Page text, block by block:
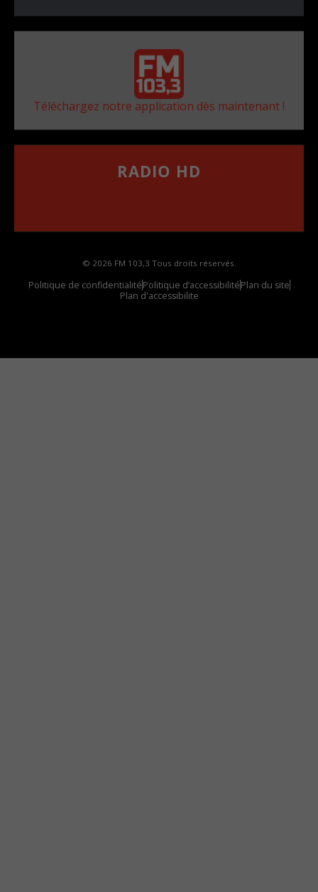
Téléchargez notre application dès maintenant !
RADIO HD
© 2026 FM 103,3 Tous droits réservés.
Politique de confidentialitéPolitique d’accessibilitéPlan du site
Plan d'accessibilite